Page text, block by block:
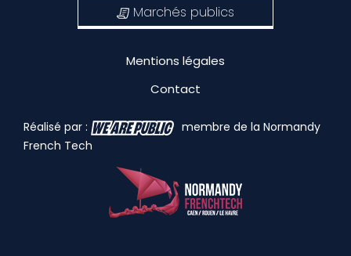
Marchés publics
Mentions légales
Contact
Réalisé par :
membre de la Normandy
French Tech